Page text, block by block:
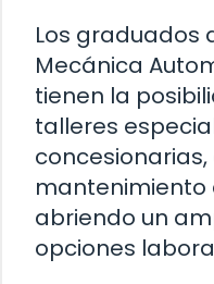
Los graduados
Mecánica
tienen la
talleres
mantenimiento
abriendo un
opciones